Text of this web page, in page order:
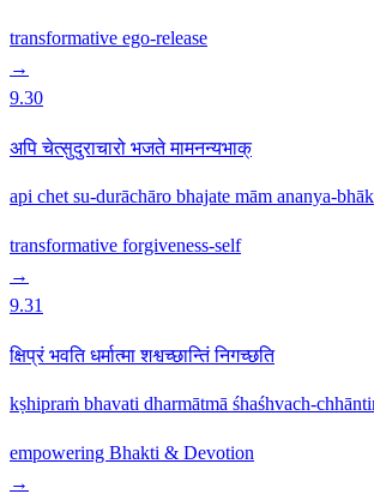
transformative ego-release
→
9.30
अपि चेत्सुदुराचारो भजते मामनन्यभाक्
api chet su-durāchāro bhajate mām ananya-bhāk
transformative forgiveness-self
→
9.31
क्षिप्रं भवति धर्मात्मा शश्वच्छान्तिं निगच्छति
kṣhipraṁ bhavati dharmātmā śhaśhvach-
empowering Bhakti & Devotion
→